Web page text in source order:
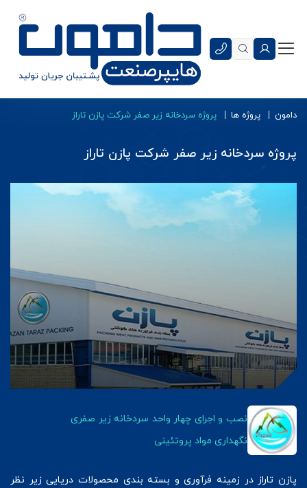
دامون پروژه ها پروژه سردخانه زیر صفر شرکت پازن تاراز
پروژه سردخانه زیر صفر شرکت پازن تاراز
نصب و اجرای چهار واحد سردخانه زیر صفری
نگهداری مواد پروتئینی
پازن تاراز در زمینه فرآوری و بسته بندی محصولات دریایی زیر نظر